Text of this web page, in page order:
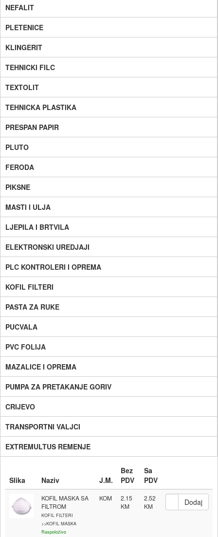
NEFALIT
PLETENICE
KLINGERIT
TEHNICKI FILC
TEXTOLIT
TEHNICKA PLASTIKA
PRESPAN PAPIR
PLUTO
FERODA
PIKSNE
MASTI I ULJA
LJEPILA I BRTVILA
ELEKTRONSKI UREDJAJI
PLC KONTROLERI I OPREMA
KOFIL FILTERI
PASTA ZA RUKE
PUCVALA
PVC FOLIJA
MAZALICE I OPREMA
PUMPA ZA PRETAKANJE GORIV
CRIJEVO
TRANSPORTNI VALJCI
EXTREMULTUS REMENJE
Slika Naziv J.M.
Bez
PDV
Sa
PDV
KOFIL MASKA SA
FILTROM
KOFIL FILTERI
>>KOFIL MASKA
Raspoloživo
KOM 2.15 2.52